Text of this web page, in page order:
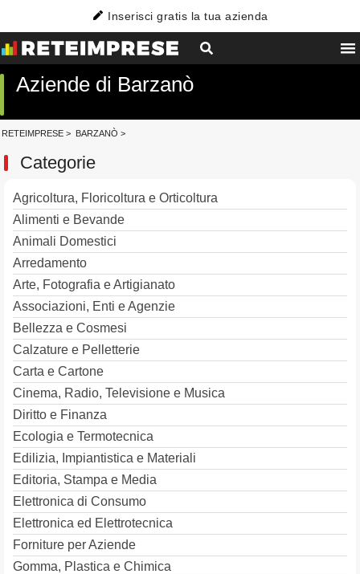
Inserisci gratis la tua azienda
Aziende di Barzanò
RETEIMPRESE > BARZANÒ >
Categorie
Agricoltura, Floricoltura e Orticoltura
Alimenti e Bevande
Animali Domestici
Arredamento
Arte, Fotografia e Artigianato
Associazioni, Enti e Agenzie
Bellezza e Cosmesi
Calzature e Pelletterie
Carta e Cartone
Cinema, Radio, Televisione e Musica
Diritto e Finanza
Ecologia e Termotecnica
Edilizia, Impiantistica e Materiali
Editoria, Stampa e Media
Elettronica di Consumo
Elettronica ed Elettrotecnica
Forniture per Aziende
Gomma, Plastica e Chimica